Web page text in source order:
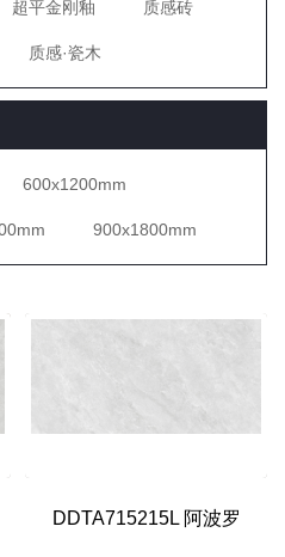
超平金刚釉 质感砖
质感·瓷木
600x1200mm
900x1800mm
DDTA715215L 阿波罗